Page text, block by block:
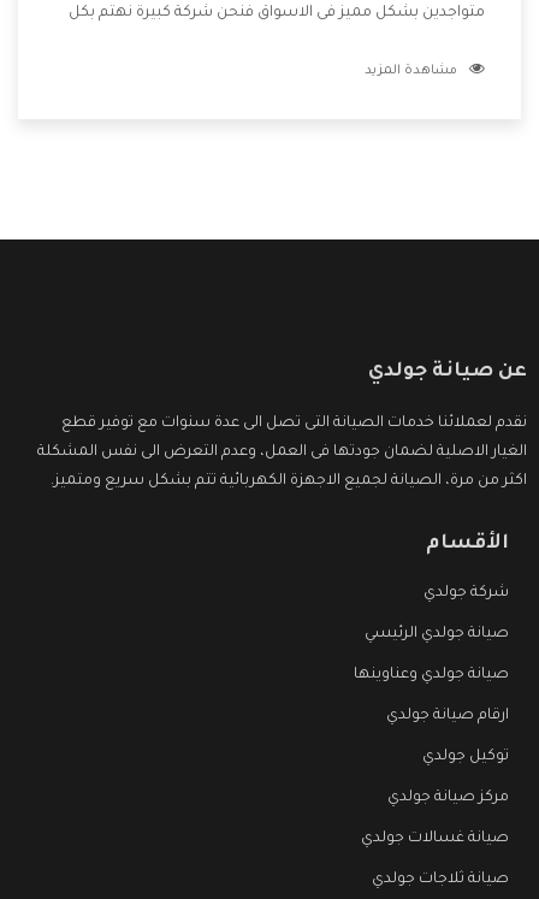
متواجدين بشكل مميز فى الاسواق فنحن شركة كبيرة نهتم بكل
الشركة بها والتى تكون منها خدمة الصيانة التى تكون من أهم
مشاهدة المزيد
عن صيانة جولدي
نقدم لعملائنا خدمات الصيانة التى تصل الى عدة سنوات مع توفير قطع
الغيار الاصلية لضمان جودتها فى العمل، وعدم التعرض الى نفس المشكلة
اكثر من مرة، الصيانة لجميع الاجهزة الكهربائية تتم بشكل سريع ومتميز.
الأقسام
شركة جولدي
صيانة جولدي الرئيسي
صيانة جولدي وعناوينها
ارقام صيانة جولدي
توكيل جولدي
مركز صيانة جولدي
صيانة غسالات جولدي
صيانة ثلاجات جولدي